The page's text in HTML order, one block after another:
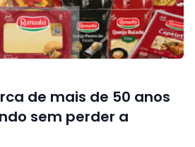
de mais de 50 anos
sem perder a